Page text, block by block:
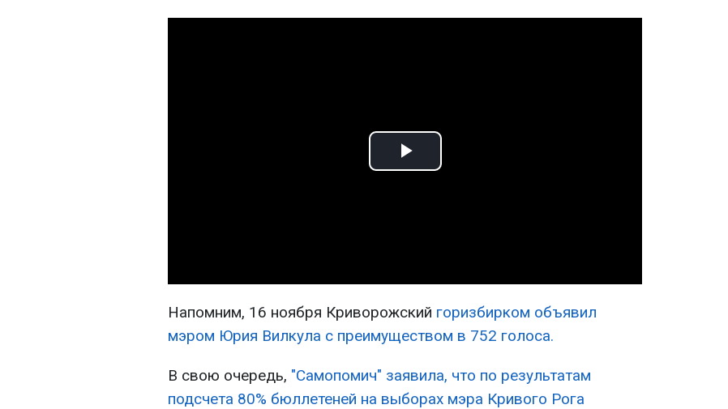
Play
Напомним, 16 ноября Криворожский горизбирком объявил
мэром Юрия Вилкула с преимуществом в 752 голоса.
В свою очередь, "Самопомич" заявила, что по результатам
подсчета 80% бюллетеней на выборах мэра Кривого Рога